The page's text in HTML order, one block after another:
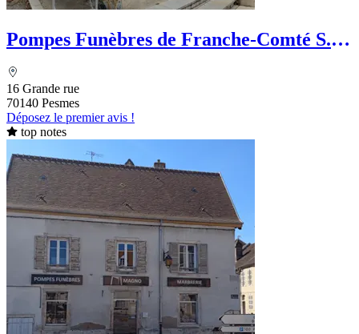
Pompes Funèbres de Franche-Comté S.
16 Grande rue
70140 Pesmes
Déposez le premier avis !
top notes